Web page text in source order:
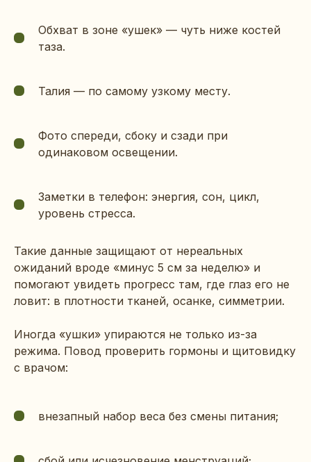
Обхват в зоне «ушек» — чуть ниже костей
таза.
Талия — по самому узкому месту.
Фото спереди, сбоку и сзади при
одинаковом освещении.
Заметки в телефон: энергия, сон, цикл,
уровень стресса.
Такие данные защищают от нереальных
ожиданий вроде «минус 5 см за неделю» и
помогают увидеть прогресс там, где глаз его не
ловит: в плотности тканей, осанке, симметрии.
Иногда «ушки» упираются не только из-за
режима. Повод проверить гормоны и щитовидку
с врачом:
внезапный набор веса без смены питания;